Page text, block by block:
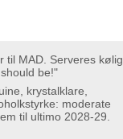
til MAD. Serveres kølig
be!"
krystalklare,
moderate
til ultimo 2028-29.